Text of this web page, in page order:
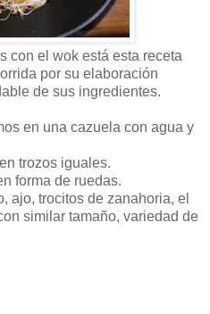
con el wok está esta receta
por su elaboración
de sus ingredientes.
en una cazuela con agua y
trozos iguales.
forma de ruedas.
ajo, trocitos de zanahoria, el
similar tamaño, variedad de